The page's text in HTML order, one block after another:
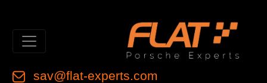
sav@flat-experts.com